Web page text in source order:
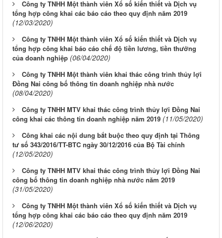
Công ty TNHH Một thành viên Xổ số kiến thiết và Dịch vụ
tổng hợp công khai các báo cáo theo quy định năm 2019
(12/03/2020)
Công ty TNHH Một thành viên Xổ số kiến thiết và Dịch vụ
tổng hợp công khai báo cáo chế độ tiền lương, tiền thưởng
của doanh nghiệp (06/04/2020)
Công ty TNHH Một thành viên khai thác công trình thủy lợi
Đồng Nai công bố thông tin doanh nghiệp nhà nước
(08/04/2020)
Công ty TNHH MTV khai thác công trình thủy lợi Đồng Nai
công khai các thông tin doanh nghiệp năm 2019 (11/05/2020)
Công khai các nội dung bắt buộc theo quy định tại Thông
tư số 343/2016/TT-BTC ngày 30/12/2016 của Bộ Tài chính
(12/05/2020)
Công ty TNHH MTV khai thác công trình thủy lợi Đồng Nai
công bố thông tin doanh nghiệp nhà nước năm 2019
(31/05/2020)
Công ty TNHH Một thành viên Xổ số kiến thiết và Dịch vụ
tổng hợp công khai các báo cáo theo quy định năm 2019
(12/06/2020)